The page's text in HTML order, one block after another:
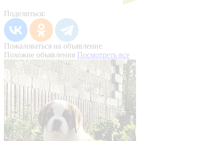
Поделиться:
Пожаловаться на объявление
Похожие объявления Посмотреть все